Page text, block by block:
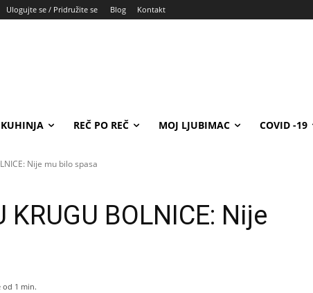
Ulogujte se / Pridružite se Blog Kontakt
KUHINJA REČ PO REČ MOJ LJUBIMAC COVID -19
Nije mu bilo spasa
KRUGU BOLNICE: Nije
od 1 min.